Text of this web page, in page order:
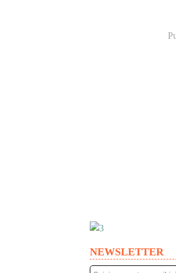
NEWSLETTER